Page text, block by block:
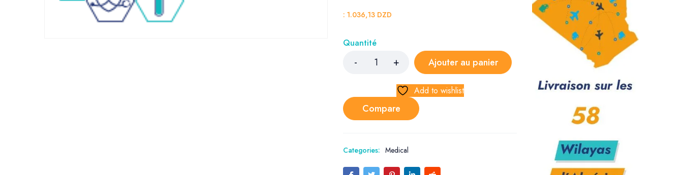
: 1.036,13 DZD
Quantité
Ajouter au panier
Add to wishlist
Compare
Categories: Medical